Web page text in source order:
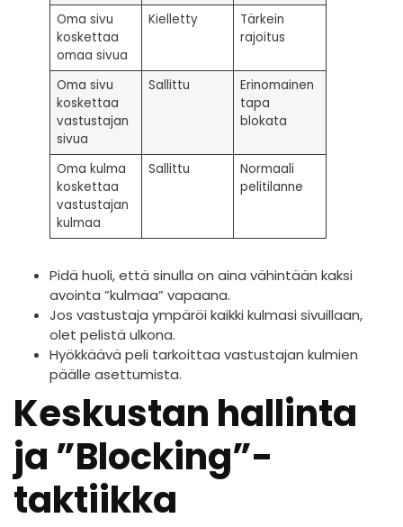
Oma sivu
koskettaa
omaa sivua
Kielletty
Tärkein
rajoitus
Oma sivu
koskettaa
vastustajan
sivua
Sallittu
Erinomainen
tapa
blokata
Oma kulma
koskettaa
vastustajan
kulmaa
Sallittu
Normaali
pelitilanne
Pidä huoli, että sinulla on aina vähintään kaksi
avointa ”kulmaa” vapaana.
Jos vastustaja ympäröi kaikki kulmasi sivuillaan,
olet pelistä ulkona.
Hyökkäävä peli tarkoittaa vastustajan kulmien
päälle asettumista.
Keskustan hallinta
ja ”Blocking”-
taktiikka